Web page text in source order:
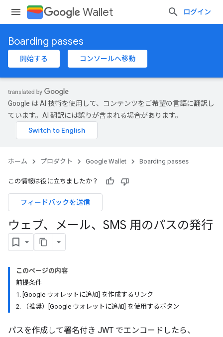
Wallet ログイン
Boarding passes
開始する コンソールへ移動
Google は AI 技術を使用して、コンテンツをご希望の言語に翻訳し
ています。AI 翻訳には誤りが含まれる場合があります。
ホーム プロダクト Google Wallet Boarding passes
この情報は役に立ちましたか？
フィードバックを送信
ウェブ、メール、SMS 用のパスの発行
このページの内容
前提条件
1. [Google ウォレットに追加] を作成するリンク
2. （推奨）[Google ウォレットに追加] を使用するボタン
パスを作成して署名付き JWT でエンコードしたら、